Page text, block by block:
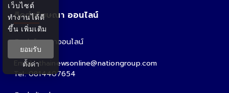
ติดต่อโฆษณา ออนไลน์
ติดต่อโฆษณาออนไลน์
คุณอ้อ
Email : thainewsonline@nationgroup.com
Tel: 0814407654
เว็บไซต์
ทำงานได้ดี
ขึ้น เพิ่มเติม
ยอมรับ
ตั้งค่า